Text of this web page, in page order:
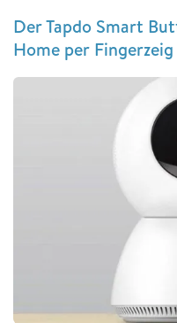
Der Tapdo Smart
Home per Fingerzeig